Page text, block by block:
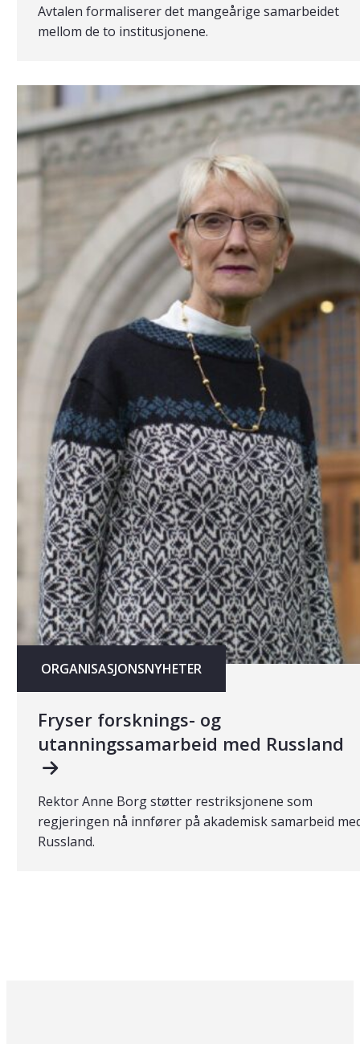
Avtalen formaliserer det mangeårige samarbeidet
mellom de to institusjonene.
ORGANISASJONSNYHETER
Fryser forsknings- og
utanningssamarbeid med Russland
Rektor Anne Borg støtter restriksjonene som
regjeringen nå innfører på akademisk samarbeid
Russland.